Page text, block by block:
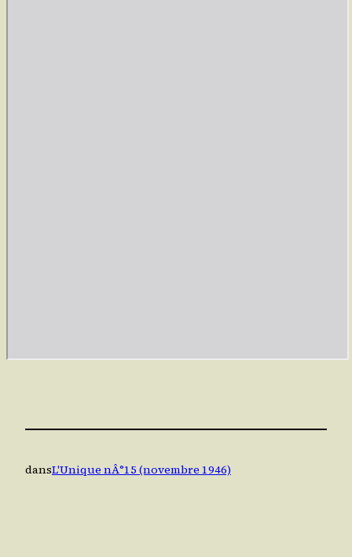
dansL'Unique nÂ°15 (novembre 1946)